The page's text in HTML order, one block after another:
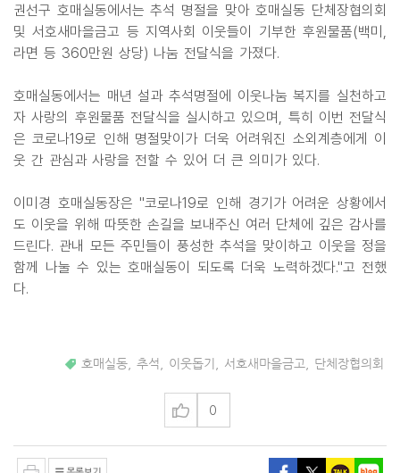
권선구 호매실동에서는 추석 명절을 맞아 호매실동 단체장협의회
및 서호새마을금고 등 지역사회 이웃들이 기부한 후원물품(백미,
라면 등 360만원 상당) 나눔 전달식을 가졌다.
호매실동에서는 매년 설과 추석명절에 이웃나눔 복지를 실천하고
자 사랑의 후원물품 전달식을 실시하고 있으며, 특히 이번 전달식
은 코로나19로 인해 명절맞이가 더욱 어려워진 소외계층에게 이
웃 간 관심과 사랑을 전할 수 있어 더 큰 의미가 있다.
이미경 호매실동장은 "코로나19로 인해 경기가 어려운 상황에서
도 이웃을 위해 따뜻한 손길을 보내주신 여러 단체에 깊은 감사를
드린다. 관내 모든 주민들이 풍성한 추석을 맞이하고 이웃을 정을
함께 나눌 수 있는 호매실동이 되도록 더욱 노력하겠다."고 전했
다.
호매실동 추석 이웃돕기 서호새마을금고 단체장협의회
0